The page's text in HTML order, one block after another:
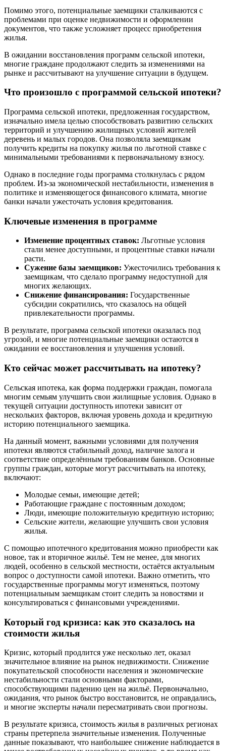
Помимо этого, потенциальные заемщики сталкиваются с
проблемами при оценке недвижимости и оформлении
документов, что также усложняет процесс приобретения
жилья.
В ожидании восстановления программ сельской ипотеки,
многие граждане продолжают следить за изменениями на
рынке и рассчитывают на улучшение ситуации в будущем.
Что произошло с программой сельской ипотеки?
Программа сельской ипотеки, предложенная государством,
изначально имела целью способствовать развитию сельских
территорий и улучшению жилищных условий жителей
деревень и малых городов. Она позволяла заемщикам
получить кредиты на покупку жилья по льготной ставке с
минимальными требованиями к первоначальному взносу.
Однако в последние годы программа столкнулась с рядом
проблем. Из-за экономической нестабильности, изменения в
политике и изменяющегося финансового климата, многие
банки начали ужесточать условия кредитования.
Ключевые изменения в программе
Изменение процентных ставок: Льготные условия
стали менее доступными, и процентные ставки начали
расти.
Сужение базы заемщиков: Ужесточились требования к
заемщикам, что сделало программу недоступной для
многих желающих.
Снижение финансирования: Государственные
субсидии сократились, что сказалось на общей
привлекательности программы.
В результате, программа сельской ипотеки оказалась под
угрозой, и многие потенциальные заемщики остаются в
ожидании ее восстановления и улучшения условий.
Кто сейчас может рассчитывать на ипотеку?
Сельская ипотека, как форма поддержки граждан, помогала
многим семьям улучшить свои жилищные условия. Однако в
текущей ситуации доступность ипотеки зависит от
нескольких факторов, включая уровень дохода и кредитную
историю потенциального заемщика.
На данный момент, важными условиями для получения
ипотеки являются стабильный доход, наличие залога и
соответствие определённым требованиям банков. Основные
группы граждан, которые могут рассчитывать на ипотеку,
включают:
Молодые семьи, имеющие детей;
Работающие граждане с постоянным доходом;
Люди, имеющие положительную кредитную историю;
Сельские жители, желающие улучшить свои условия
жилья.
С помощью ипотечного кредитования можно приобрести как
новое, так и вторичное жильё. Тем не менее, для многих
людей, особенно в сельской местности, остаётся актуальным
вопрос о доступности самой ипотеки. Важно отметить, что
государственные программы могут изменяться, поэтому
потенциальным заемщикам стоит следить за новостями и
консультироваться с финансовыми учреждениями.
Который год кризиса: как это сказалось на
стоимости жилья
Кризис, который продлится уже несколько лет, оказал
значительное влияние на рынок недвижимости. Снижение
покупательской способности населения и экономические
нестабильности стали основными факторами,
способствующими падению цен на жильё. Первоначально,
ожидания, что рынок быстро восстановится, не оправдались,
и многие эксперты начали пересматривать свои прогнозы.
В результате кризиса, стоимость жилья в различных регионах
страны претерпела значительные изменения. Полученные
данные показывают, что наибольшее снижение наблюдается в